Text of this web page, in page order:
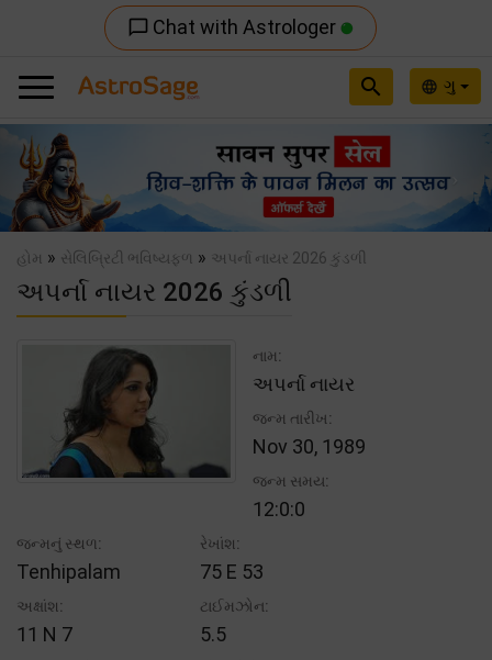
chat_bubble_outline Chat with Astrologer
language ગુ
search
Previous
હોમ » સેલિબ્રિટી ભવિષ્યફળ » અપર્ના નાયર 2026 કુંડળી
અપર્ના નાયર 2026 કુંડળી
નામ:
અપર્ના નાયર
જન્મ તારીખ:
Nov 30, 1989
જન્મ સમય:
12:0:0
જન્મનું સ્થળ:
Tenhipalam
રેખાંશ:
75 E 53
અક્ષાંશ:
11 N 7
ટાઈમઝોન:
5.5